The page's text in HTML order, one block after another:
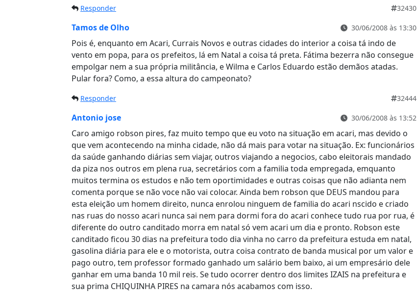
Responder 32430
Tamos de Olho 30/06/2008 às 13:30
Pois é, enquanto em Acari, Currais Novos e outras cidades do interior a coisa tá indo de
vento em popa, para os prefeitos, lá em Natal a coisa tá preta. Fátima bezerra não consegue
empolgar nem a sua própria militância, e Wilma e Carlos Eduardo estão demãos atadas.
Pular fora? Como, a essa altura do campeonato?
Responder 32444
Antonio jose 30/06/2008 às 13:52
Caro amigo robson pires, faz muito tempo que eu voto na situação em acari, mas devido o
que vem acontecendo na minha cidade, não dá mais para votar na situação. Ex: funcionários
da saúde ganhando diárias sem viajar, outros viajando a negocios, cabo eleitorais mandado
da piza nos outros em plena rua, secretários com a familia toda empregada, emquanto
muitos termina os estudos e não tem oportimidades e outras coisas que não adianta nem
comenta porque se não voce não vai colocar. Ainda bem robson que DEUS mandou para
esta eleição um homem direito, nunca enrolou ninguem de familia do acari nscido e criado
nas ruas do nosso acari nunca sai nem para dormi fora do acari conhece tudo rua por rua, é
diferente do outro canditado morra em natal só vem acari um dia e pronto. Robson este
canditado ficou 30 dias na prefeitura todo dia vinha no carro da prefeitura estuda em natal,
gasolina diária para ele e o motorista, outra coisa contrato de banda musical por um valor e
pago outro, tem professor formado ganhado um salário bem baixo, ai um empresário dele
ganhar em uma banda 10 mil reis. Se tudo ocorrer dentro dos limites IZAIS na prefeitura e
sua prima CHIQUINHA PIRES na camara nós acabamos com isso.